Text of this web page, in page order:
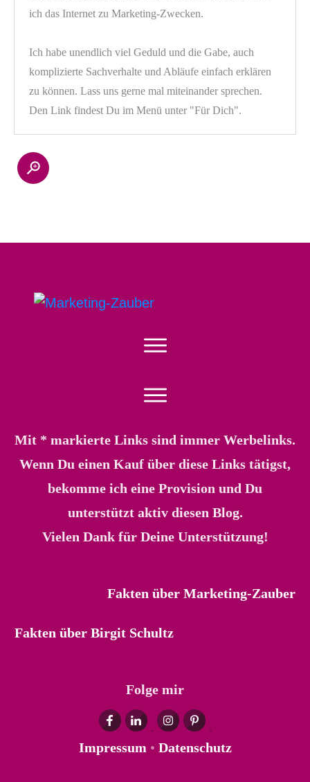
ich das Internet zu Marketing-Zwecken.
Ich habe unendlich viel Geduld und die Gabe, auch
komplizierte Sachverhalte und Abläufe einfach erklären
zu können. Lass uns gerne mal miteinander sprechen.
Den Link findest Du im Menü unter "Für Dich".
Mit * markierte Links sind immer Werbelinks.
Wenn Du einen Kauf über diese Links tätigst,
bekomme ich eine Provision und Du
unterstützt aktiv diesen Blog.
Vielen Dank für Deine Unterstützung!
Fakten über Marketing-Zauber
Fakten über Birgit Schultz
Folge mir
Impressum • Datenschutz